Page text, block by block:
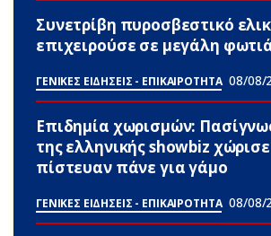
Συνετρίβη πυροσβεστικό
επιχειρούσε σε μεγάλη
ΓΕΝΙΚΕΣ ΕΙΔΗΣΕΙΣ - ΕΠΙΚΑΙΡΟΤΗΤΑ 08/08/
Επιδημία χωρισμών:
της ελληνικής showbiz
πίστευαν πάνε για γάμο
ΓΕΝΙΚΕΣ ΕΙΔΗΣΕΙΣ - ΕΠΙΚΑΙΡΟΤΗΤΑ 08/08/